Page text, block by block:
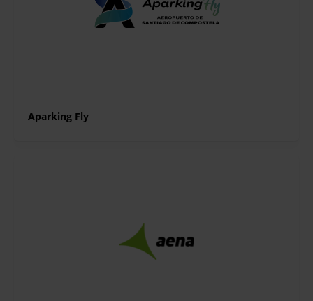
Aparking Fly